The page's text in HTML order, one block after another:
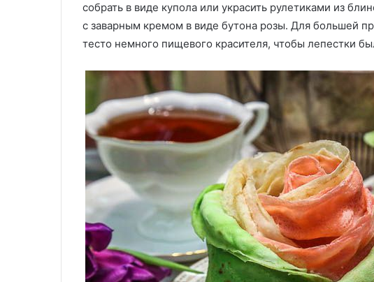
собрать в виде купола или украсить рулетиками из
с заварным кремом в виде бутона розы. Для большей
тесто немного пищевого красителя, чтобы лепестки